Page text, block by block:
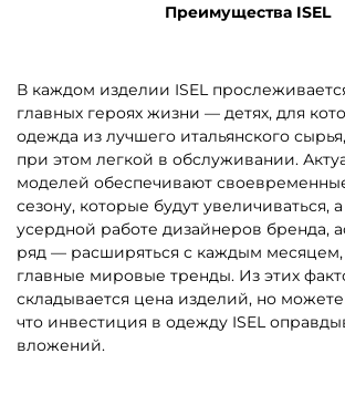
Преимущества ISEL
В каждом изделии ISEL
главных героях жизни — детях, для
одежда из лучшего итальянского
при этом легкой в обслуживании.
моделей обеспечивают
сезону, которые будут увеличиваться,
усердной работе дизайнеров бренда,
ряд — расширяться с каждым месяцем,
главные мировые тренды. Из этих
складывается цена изделий, но
что инвестиция в одежду ISEL
вложений.